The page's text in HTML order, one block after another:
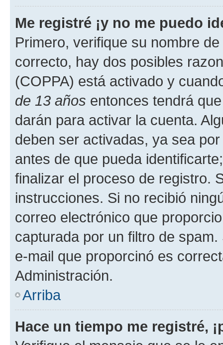
Me registré ¡y no me puedo
Primero, verifique su nombre
correcto, hay dos posibles
(COPPA) está activado y
de 13 años entonces tendrá
darán para activar la cuenta.
deben ser activadas, ya sea
antes de que pueda
finalizar el proceso de registro.
instrucciones. Si no recibió
correo electrónico que
capturada por un filtro de
e-mail que proporcinó es
Administración.
Arriba
Hace un tiempo me registré,